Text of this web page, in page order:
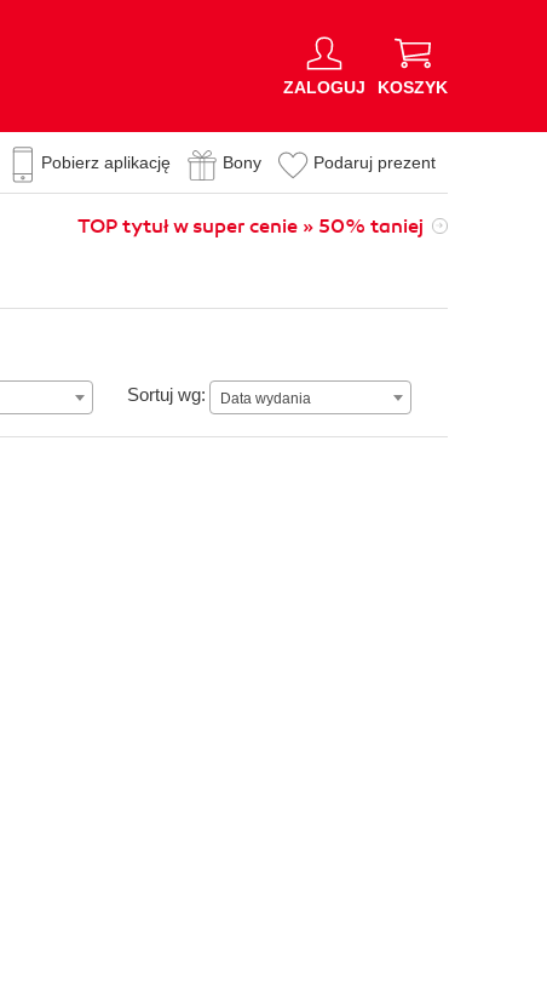
ZALOGUJ KOSZYK
Pobierz aplikację Bony Podaruj prezent
TOP tytuł w super cenie » 50% taniej
Sortuj wg: Data wydania
Data wydania